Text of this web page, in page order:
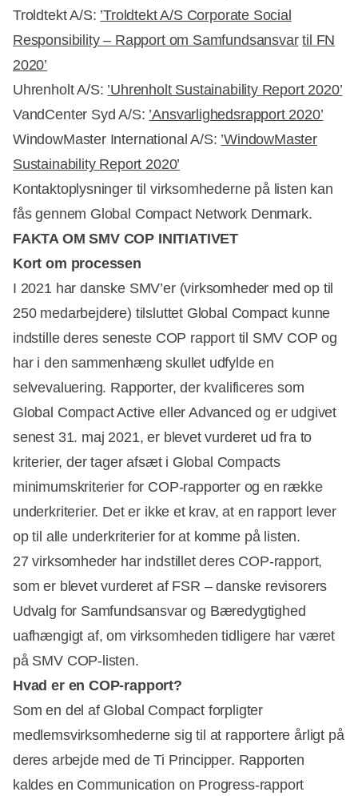
Troldtekt A/S: ’Troldtekt A/S Corporate Social
Responsibility – Rapport om Samfundsansvar til FN
2020’
Uhrenholt A/S: ’Uhrenholt Sustainability Report 2020’
VandCenter Syd A/S: ’Ansvarlighedsrapport 2020’
WindowMaster International A/S: ’WindowMaster
Sustainability Report 2020’
Kontaktoplysninger til virksomhederne på listen kan
fås gennem Global Compact Network Denmark.
FAKTA OM SMV COP INITIATIVET
Kort om processen
I 2021 har danske SMV’er (virksomheder med op til
250 medarbejdere) tilsluttet Global Compact kunne
indstille deres seneste COP rapport til SMV COP og
har i den sammenhæng skullet udfylde en
selvevaluering. Rapporter, der kvalificeres som
Global Compact Active eller Advanced og er udgivet
senest 31. maj 2021, er blevet vurderet ud fra to
kriterier, der tager afsæt i Global Compacts
minimumskriterier for COP-rapporter og en række
underkriterier. Det er ikke et krav, at en rapport lever
op til alle underkriterier for at komme på listen.
27 virksomheder har indstillet deres COP-rapport,
som er blevet vurderet af FSR – danske revisorers
Udvalg for Samfundsansvar og Bæredygtighed
uafhængigt af, om virksomheden tidligere har været
på SMV COP-listen.
Hvad er en COP-rapport?
Som en del af Global Compact forpligter
medlemsvirksomhederne sig til at rapportere årligt på
deres arbejde med de Ti Principper. Rapporten
kaldes en Communication on Progress-rapport